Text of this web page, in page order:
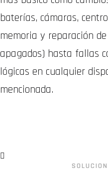
baterías, cámaras,
memoria y reparación
apagados) hasta fallas
lógicas en cualquier
mencionada.